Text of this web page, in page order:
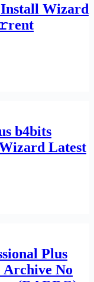
Install Wizard
b4bits
Latest
Plus
No